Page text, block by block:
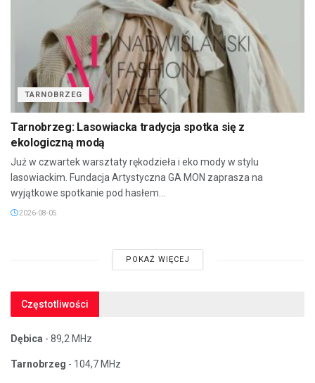
TARNOBRZEG
Tarnobrzeg: Lasowiacka tradycja spotka się z
ekologiczną modą
Już w czwartek warsztaty rękodzieła i eko mody w stylu
lasowiackim. Fundacja Artystyczna GA MON zaprasza na
wyjątkowe spotkanie pod hasłem...
2026-08-05
POKAŻ WIĘCEJ
Częstotliwości
Dębica - 89,2 MHz
Tarnobrzeg - 104,7 MHz